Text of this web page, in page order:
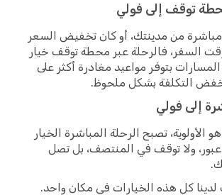
توقف إلى فولي
مباشرة من مدينتك، أو كان تخفيض السعر
السفر، فالرحلة عبر محطة توقف خيار
بتوفر مواعيد مغادرة أكثر على
تخفض التكلفة بشكل ملحوظ.
إلى فولي
الأولوية، تصبح الرحلة المباشرة الخيار
عبور، ولا توقف في المنتصف، بل تصل
كل هذه الخيارات في مكان واحد.